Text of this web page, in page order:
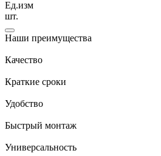
Ед.изм
шт.
Наши преимущества
Качество
Краткие сроки
Удобство
Быстрый монтаж
Универсальность